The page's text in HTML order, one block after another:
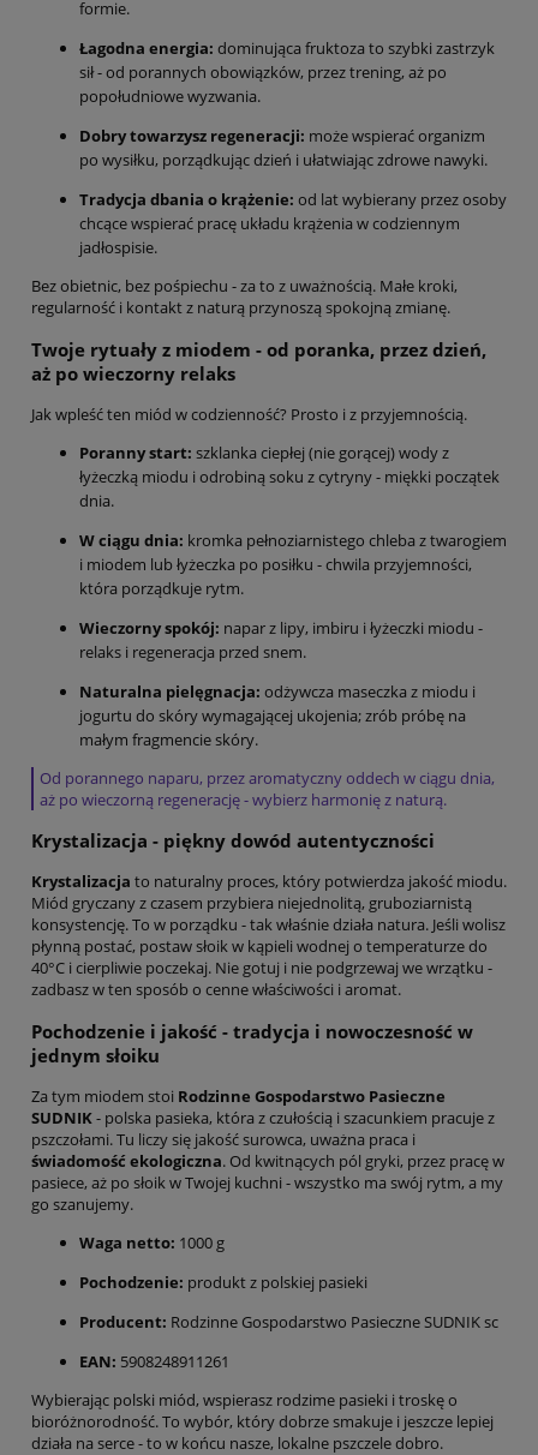
formie.
Łagodna energia: dominująca fruktoza to szybki zastrzyk
sił - od porannych obowiązków, przez trening, aż po
popołudniowe wyzwania.
Dobry towarzysz regeneracji: może wspierać organizm
po wysiłku, porządkując dzień i ułatwiając zdrowe nawyki.
Tradycja dbania o krążenie: od lat wybierany przez osoby
chcące wspierać pracę układu krążenia w codziennym
jadłospisie.
Bez obietnic, bez pośpiechu - za to z uważnością. Małe kroki,
regularność i kontakt z naturą przynoszą spokojną zmianę.
Twoje rytuały z miodem - od poranka, przez dzień,
aż po wieczorny relaks
Jak wpleść ten miód w codzienność? Prosto i z przyjemnością.
Poranny start: szklanka ciepłej (nie gorącej) wody z
łyżeczką miodu i odrobiną soku z cytryny - miękki początek
dnia.
W ciągu dnia: kromka pełnoziarnistego chleba z twarogiem
i miodem lub łyżeczka po posiłku - chwila przyjemności,
która porządkuje rytm.
Wieczorny spokój: napar z lipy, imbiru i łyżeczki miodu -
relaks i regeneracja przed snem.
Naturalna pielęgnacja: odżywcza maseczka z miodu i
jogurtu do skóry wymagającej ukojenia; zrób próbę na
małym fragmencie skóry.
Od porannego naparu, przez aromatyczny oddech w ciągu dnia,
aż po wieczorną regenerację - wybierz harmonię z naturą.
Krystalizacja - piękny dowód autentyczności
Krystalizacja to naturalny proces, który potwierdza jakość miodu.
Miód gryczany z czasem przybiera niejednolitą, gruboziarnistą
konsystencję. To w porządku - tak właśnie działa natura. Jeśli wolisz
płynną postać, postaw słoik w kąpieli wodnej o temperaturze do
40°C i cierpliwie poczekaj. Nie gotuj i nie podgrzewaj we wrzątku -
zadbasz w ten sposób o cenne właściwości i aromat.
Pochodzenie i jakość - tradycja i nowoczesność w
jednym słoiku
Za tym miodem stoi Rodzinne Gospodarstwo Pasieczne
SUDNIK- polska pasieka, która z czułością i szacunkiem pracuje z
pszczołami. Tu liczy się jakość surowca, uważna praca i
świadomość ekologiczna. Od kwitnących pól gryki, przez pracę w
pasiece, aż po słoik w Twojej kuchni - wszystko ma swój rytm, a my
go szanujemy.
Waga netto: 1000 g
Pochodzenie: produkt z polskiej pasieki
Producent: Rodzinne Gospodarstwo Pasieczne SUDNIK sc
EAN: 5908248911261
Wybierając polski miód, wspierasz rodzime pasieki i troskę o
bioróżnorodność. To wybór, który dobrze smakuje i jeszcze lepiej
działa na serce - to w końcu nasze, lokalne pszczele dobro.